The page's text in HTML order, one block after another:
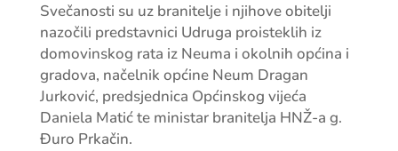
Svečanosti su uz branitelje i njihove obitelji
nazočili predstavnici Udruga proisteklih iz
domovinskog rata iz Neuma i okolnih općina i
gradova, načelnik općine Neum Dragan
Jurković, predsjednica Općinskog vijeća
Daniela Matić te ministar branitelja HNŽ-a g.
Đuro Prkačin.